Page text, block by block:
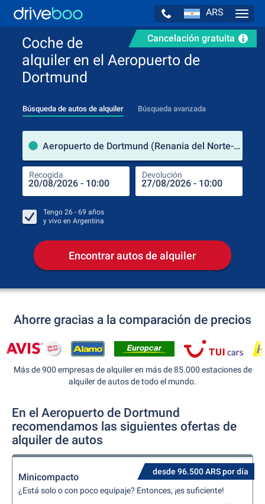
ARS
Cancelación gratuita
Coche de
alquiler en el Aeropuerto de
Dortmund
Búsqueda de autos de alquiler Búsqueda avanzada
Aeropuerto de Dortmund (Renania del Norte-Westfalia / Alemania)
Recogida Devolución
Tengo 26 - 69 años
y vivo en Argentina
Encontrar autos de alquiler
Ahorre gracias a la comparación de precios
Más de 900 empresas de alquiler en más de 85.000 estaciones de
alquiler de autos de todo el mundo.
En el Aeropuerto de Dortmund
recomendamos las siguientes ofertas de
alquiler de autos
desde 96.500 ARS por día
Minicompacto
¿Está solo o con poco equipaje? Entonces, ¡es suficiente!